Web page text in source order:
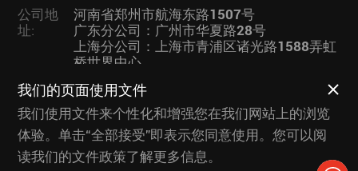
我们的页面使用文件
我们使用文件来个性化和增强您在我们网站上的浏览
体验。单击“全部接受”即表示您同意使用。您可以阅
读我们的文件政策了解更多信息。
公司地
址:
河南省郑州市航海东路1507号
广东分公司：广州市华夏路28号
上海分公司：上海市青浦区诸光路1588弄虹
桥世界中心
业务链接： 果蔬加工设备